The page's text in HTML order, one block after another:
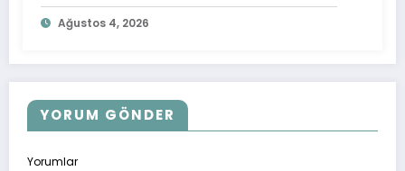
Ağustos 4, 2026
YORUM GÖNDER
Yorumlar